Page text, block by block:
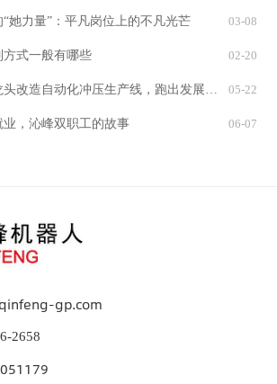
她力量”：平凡岗位上的不凡光芒 03-08
式一般有哪些 02-20
沁峰助力小家电龙头改造自动化冲压生产线，跑出发展“加速度” 05-22
，沁峰双职工的故事 06-07
gp.com
2658